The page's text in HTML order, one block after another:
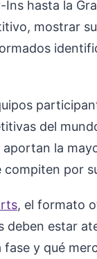
Ins hasta la
mostrar
del
la
compiten por
, el formato
deben estar
y qué